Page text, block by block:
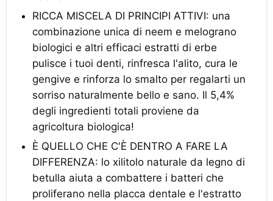
RICCA MISCELA DI PRINCIPI ATTIVI: una
combinazione unica di neem e melograno
biologici e altri efficaci estratti di erbe
pulisce i tuoi denti, rinfresca l'alito, cura le
gengive e rinforza lo smalto per regalarti un
sorriso naturalmente bello e sano. Il 5,4%
degli ingredienti totali proviene da
agricoltura biologica!
È QUELLO CHE C'È DENTRO A FARE LA
DIFFERENZA: lo xilitolo naturale da legno di
betulla aiuta a combattere i batteri che
proliferano nella placca dentale e l'estratto